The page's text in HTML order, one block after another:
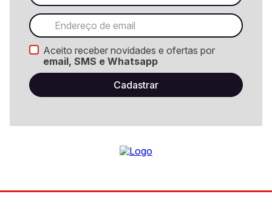
Aceito receber novidades e ofertas por
email, SMS e Whatsapp